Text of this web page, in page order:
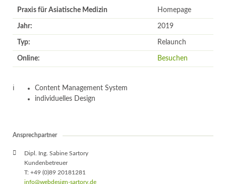
Praxis für Asiatische Medizin Homepage
Jahr: 2019
Typ: Relaunch
Online: Besuchen
Content Management System
individuelles Design
Ansprechpartner
Dipl. Ing. Sabine Sartory
Kundenbetreuer
T: +49 (0)89 20181281
info@webdesign-sartory.de